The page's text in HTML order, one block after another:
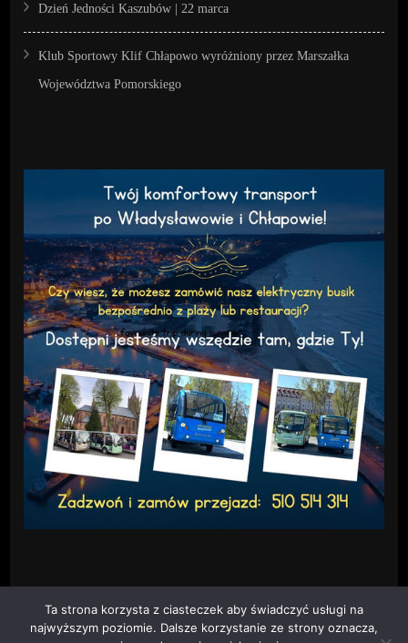
Dzień Jedności Kaszubów | 22 marca
Klub Sportowy Klif Chłapowo wyróżniony przez Marszałka
Województwa Pomorskiego
Ta strona korzysta z ciasteczek aby świadczyć usługi na
najwyższym poziomie. Dalsze korzystanie ze strony oznacza,